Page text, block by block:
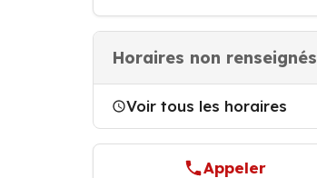
Horaires non renseignés
Voir tous les horaires
Appeler